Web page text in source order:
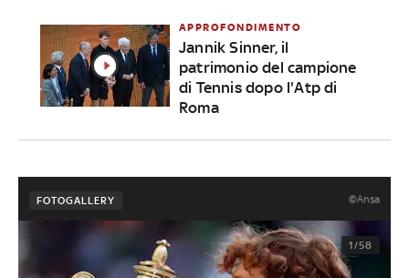
APPROFONDIMENTO
Jannik Sinner, il
patrimonio del campione
di Tennis dopo l'Atp di
Roma
FOTOGALLERY ©Ansa
1/58